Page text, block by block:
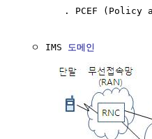
. PCEF (Policy
  ㅇ IMS
도메인